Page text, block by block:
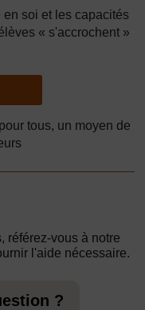
soi et les capacités
« s'accrochent »
tous, un moyen de
référez-vous à notre
l'aide nécessaire.
?